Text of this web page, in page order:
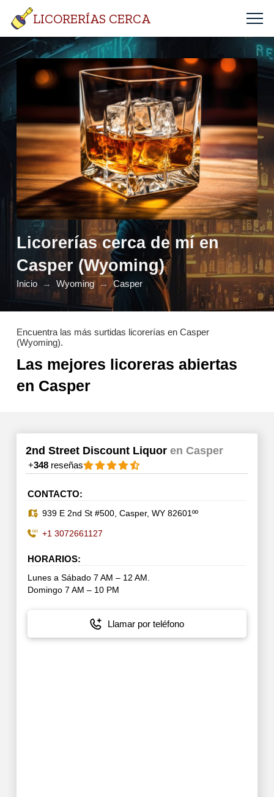
LICORERÍAS CERCA
Licorerías cerca de mí en
Casper (Wyoming)
Inicio → Wyoming → Casper
Encuentra las más surtidas licorerías en Casper
(Wyoming).
Las mejores licoreras abiertas
en Casper
2nd Street Discount Liquor en Casper
+348reseñas
CONTACTO:
939 E 2nd St #500, Casper, WY 82601ºº
+1 3072661127
HORARIOS:
Lunes a Sábado 7 AM – 12 AM.
Domingo 7 AM – 10 PM
Llamar por teléfono